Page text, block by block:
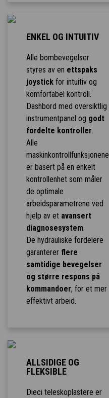
ENKEL OG INTUITIV
Alle bombevegelser
styres av en ettspaks
joystickfor intuitiv og
komfortabel kontroll.
Dashbord med oversiktlig
instrumentpanel og godt
fordelte kontroller.
Alle
maskinkontrollfunksjonene
er basert på en enkelt
kontrollenhet som måler
de optimale
arbeidsparametrene ved
hjelp av et avansert
diagnosesystem.
De hydrauliske fordelere
garanterer flere
samtidige bevegelser
og større respons på
kommandoer, for et mer
effektivt arbeid.
ALLSIDIGE OG
FLEKSIBLE
Dieci teleskoplastere er